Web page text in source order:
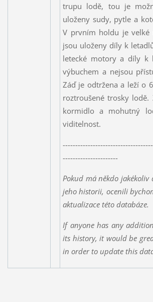
trupu lodě, tou je
uloženy sudy, pytle a
V prvním holdu je
jsou uloženy díly k
letecké motory a díly k
výbuchem a nejsou
Záď je odtržena a leží o
roztroušené trosky
kormidlo a mohutný
viditelnost.
----------------------
Pokud má někdo
jeho historii, ocenili
aktualizace této databáze.
If anyone has any
its history, it would be
in order to update this